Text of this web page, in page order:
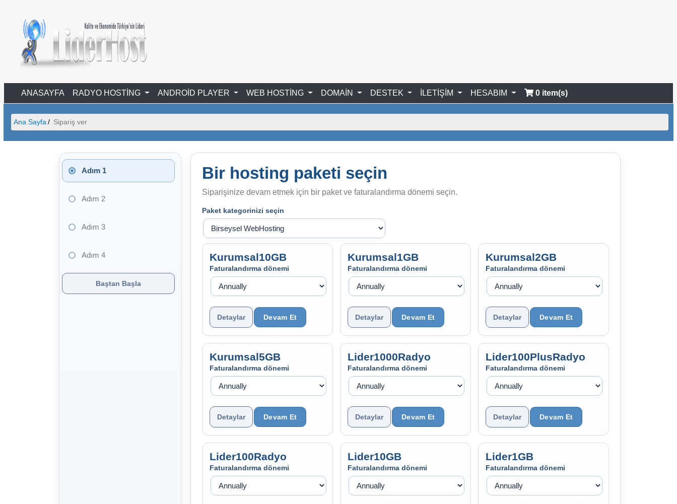
ANASAYFA RADYO HOSTİNG ANDROİD PLAYER WEB HOSTİNG DOMAİN DESTEK İLETİŞİM HESABIM 0 item(s)
Ana Sayfa Sipariş ver
Adım 1
Adım 2
Adım 3
Adım 4
Baştan Başla
Bir hosting paketi seçin
Siparişinize devam etmek için bir paket ve faturalandırma dönemi seçin.
Paket kategorinizi seçin
Kurumsal10GB
Faturalandırma dönemi
Detaylar
Kurumsal1GB
Faturalandırma dönemi
Detaylar
Kurumsal2GB
Faturalandırma dönemi
Detaylar
Kurumsal5GB
Faturalandırma dönemi
Detaylar
Lider1000Radyo
Faturalandırma dönemi
Detaylar
Lider100PlusRadyo
Faturalandırma dönemi
Detaylar
Lider100Radyo
Faturalandırma dönemi
Lider10GB
Faturalandırma dönemi
Lider1GB
Faturalandırma dönemi